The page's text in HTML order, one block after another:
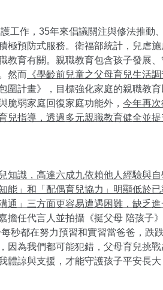
工作，35年來倡議關注與修法推動
極預防式服務。衛福部統計，兒虐
育有關。親職教育包含孩子發展、
然而 《學齡前兒童之父母育兒生活
圍計畫》，目標強化家庭的親職教
脆弱家庭回復家庭功能外， 今年再次
兒指導，透過多元親職教育健全並
知識，高達六成九依賴他人經驗與自
能」和「配偶育兒協力」明顯低於
通」三方面更容易遭遇困難 ，缺乏
擔任代言人並拍攝《挺父母 陪孩子
秒都在努力預習和實習當爸爸，跌
因為我們都可能犯錯，父母育兒挑
諒與支援，才能守護孩子平安長大